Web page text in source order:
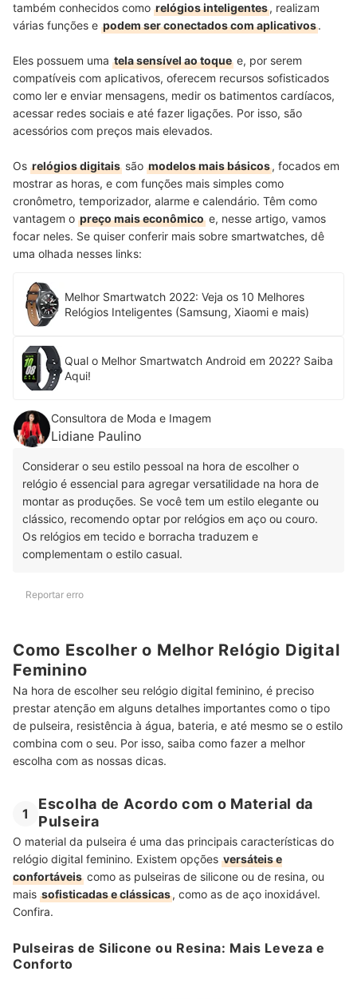
também conhecidos como relógios inteligentes, realizam
várias funções e podem ser conectados com aplicativos.
Eles possuem uma tela sensível ao toque e, por serem
compatíveis com aplicativos, oferecem recursos sofisticados
como ler e enviar mensagens, medir os batimentos cardíacos,
acessar redes sociais e até fazer ligações. Por isso, são
acessórios com preços mais elevados.
Os relógios digitais são modelos mais básicos, focados em
mostrar as horas, e com funções mais simples como
cronômetro, temporizador, alarme e calendário. Têm como
vantagem o preço mais econômico e, nesse artigo, vamos
focar neles. Se quiser conferir mais sobre smartwatches, dê
uma olhada nesses links:
Melhor Smartwatch 2022: Veja os 10 Melhores
Relógios Inteligentes (Samsung, Xiaomi e mais)
Qual o Melhor Smartwatch Android em 2022? Saiba
Aqui!
Consultora de Moda e Imagem
Lidiane Paulino
Considerar o seu estilo pessoal na hora de escolher o
relógio é essencial para agregar versatilidade na hora de
montar as produções. Se você tem um estilo elegante ou
clássico, recomendo optar por relógios em aço ou couro.
Os relógios em tecido e borracha traduzem e
complementam o estilo casual.
Reportar erro
Como Escolher o Melhor Relógio Digital
Feminino
Na hora de escolher seu relógio digital feminino, é preciso
prestar atenção em alguns detalhes importantes como o tipo
de pulseira, resistência à água, bateria, e até mesmo se o estilo
combina com o seu. Por isso, saiba como fazer a melhor
escolha com as nossas dicas.
1
Escolha de Acordo com o Material da
Pulseira
O material da pulseira é uma das principais características do
relógio digital feminino. Existem opções versáteis e
confortáveis como as pulseiras de silicone ou de resina, ou
mais sofisticadas e clássicas, como as de aço inoxidável.
Confira.
Pulseiras de Silicone ou Resina: Mais Leveza e
Conforto